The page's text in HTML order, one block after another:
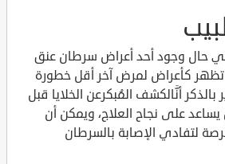
حال وجود أحد أعراض سرطان عنق
تظهر كأعراض لمرض آخر أقل خطورة
أنَّالكشف المُبكرعن الخلايا قبل
يساعد على نجاح العلاج، ويمكن أن
لتفادي الإصابة بالسرطان